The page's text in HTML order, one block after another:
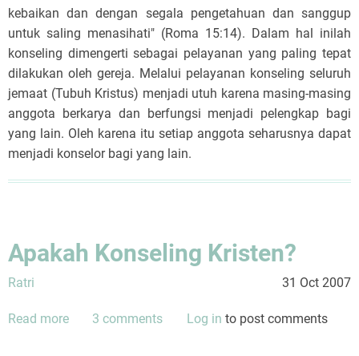
kebaikan dan dengan segala pengetahuan dan sanggup
untuk saling menasihati" (Roma 15:14). Dalam hal inilah
konseling dimengerti sebagai pelayanan yang paling tepat
dilakukan oleh gereja. Melalui pelayanan konseling seluruh
jemaat (Tubuh Kristus) menjadi utuh karena masing-masing
anggota berkarya dan berfungsi menjadi pelengkap bagi
yang lain. Oleh karena itu setiap anggota seharusnya dapat
menjadi konselor bagi yang lain.
Apakah Konseling Kristen?
Ratri 31 Oct 2007
Read more about3 comments Log in to post comments